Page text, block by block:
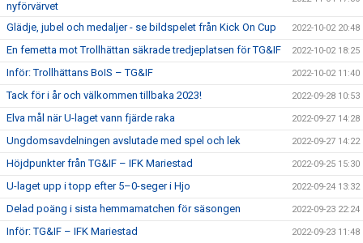
nyförvärvet
Glädje, jubel och medaljer - se bildspelet från Kick On Cup 2022-10-02 20:48
En femetta mot Trollhättan säkrade tredjeplatsen för TG&IF 2022-10-02 18:25
Inför: Trollhättans BoIS – TG&IF 2022-10-02 11:40
Tack för i år och välkommen tillbaka 2023! 2022-09-28 10:53
Elva mål när U-laget vann fjärde raka 2022-09-27 14:28
Ungdomsavdelningen avslutade med spel och lek 2022-09-27 14:22
Höjdpunkter från TG&IF – IFK Mariestad 2022-09-25 15:30
U-laget upp i topp efter 5–0-seger i Hjo 2022-09-24 13:32
Delad poäng i sista hemmamatchen för säsongen 2022-09-23 22:24
Inför: TG&IF – IFK Mariestad 2022-09-23 11:48